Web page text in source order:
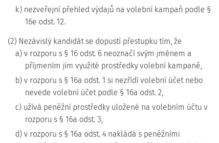
k) nezveřejní přehled výdajů na volební kampaň podle §
16e odst. 12.
(2) Nezávislý kandidát se dopustí přestupku tím, že
a) v rozporu s § 16 odst. 6 neoznačí svým jménem a
příjmením jím využité prostředky volební kampaně,
b) v rozporu s § 16a odst. 1 si nezřídí volební účet nebo
nevede volební účet podle § 16a odst. 2,
c) užívá peněžní prostředky uložené na volebním účtu v
rozporu s § 16a odst. 3,
d) v rozporu s § 16a odst. 4 nakládá s peněžními